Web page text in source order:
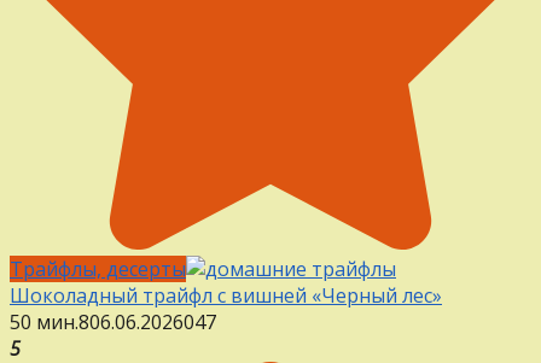
Трайфлы, десерты
Шоколадный трайфл с вишней «Черный лес»
50 мин.806.06.2026047
5